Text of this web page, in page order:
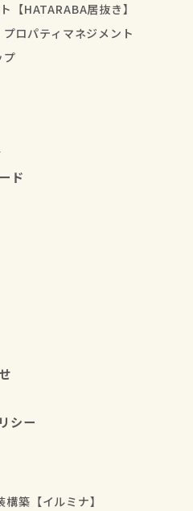
【HATARABA居抜き】
ロパティマネジメント
プ
ド
シー
築【イルミナ】